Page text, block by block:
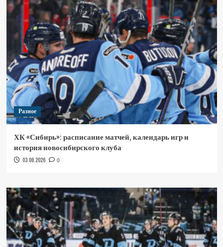
Разное
ХК «Сибирь»: расписание матчей, календарь игр и
история новосибирского клуба
03.08.2026 0